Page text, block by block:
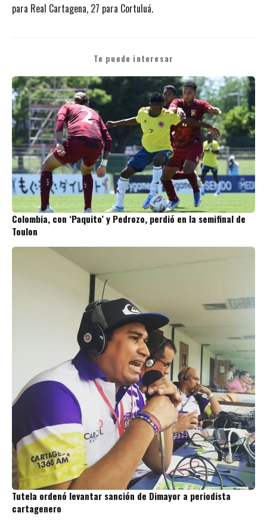
para Real Cartagena, 27 para Cortuluá.
Te puede interesar
Colombia, con ‘Paquito’ y Pedrozo, perdió en la semifinal de
Toulon
Tutela ordenó levantar sanción de Dimayor a periodista
cartagenero